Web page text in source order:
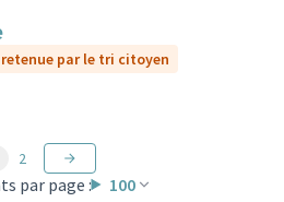
retenue par le tri citoyen
par page : 100
2